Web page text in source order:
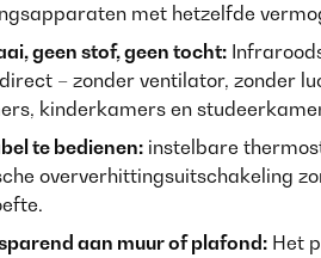
met hetzelfde
geen stof, geen tocht:
– zonder ventilator, zonder
kinderkamers en
te bedienen: instelbare
oververhittingsuitschakeling
aan muur of plafond: Het